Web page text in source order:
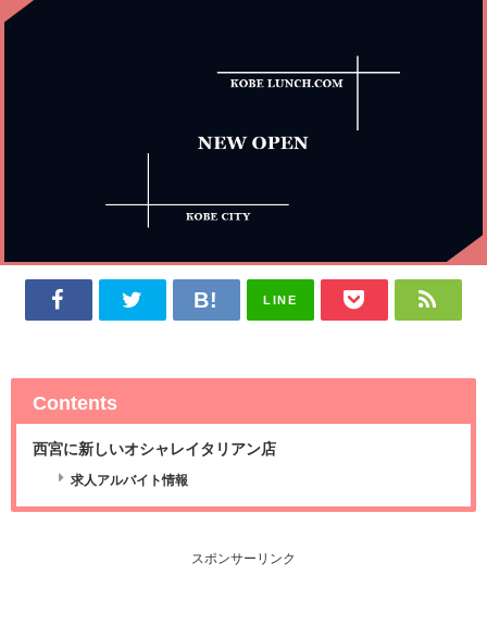
LINE
Contents
西宮に新しいオシャレイタリアン店
求人アルバイト情報
スポンサーリンク